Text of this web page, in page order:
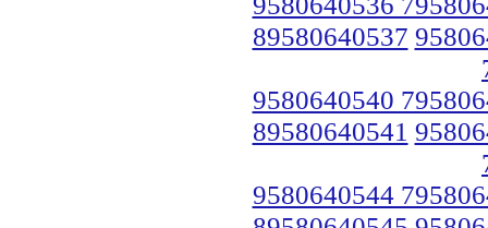
89580640537
9580640540
89580640541
9580640544